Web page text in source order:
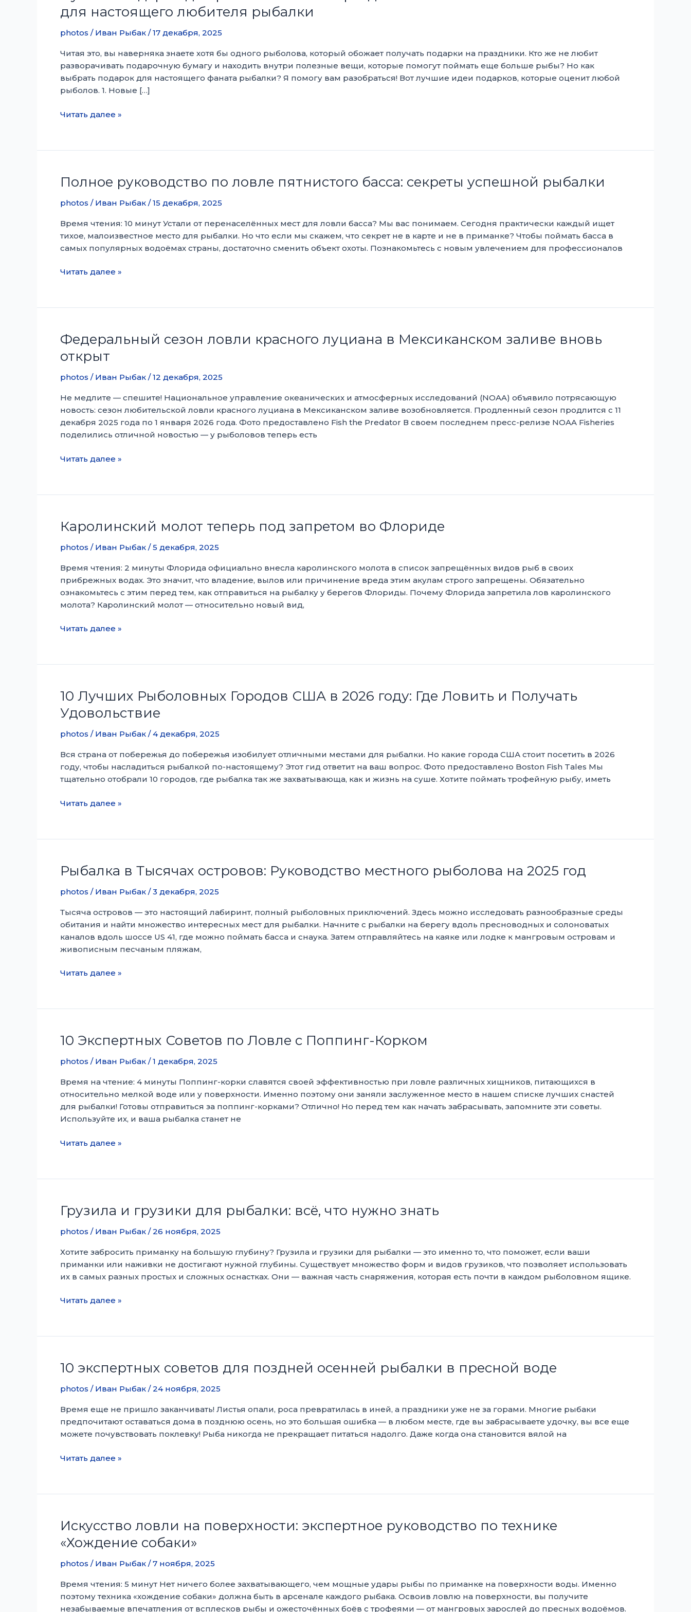
для настоящего любителя рыбалки
photos / Иван Рыбак /17 декабря, 2025
Читая это, вы наверняка знаете хотя бы одного рыболова, который обожает получать подарки на праздники. Кто же не любит
разворачивать подарочную бумагу и находить внутри полезные вещи, которые помогут поймать еще больше рыбы? Но как
выбрать подарок для настоящего фаната рыбалки? Я помогу вам разобраться! Вот лучшие идеи подарков, которые оценит любой
рыболов. 1. Новые […]
Лучшие
рыболова
этот
праздничный
сезон:
список
для
настоящего
рыбалки
Читать далее »
Полное руководство по ловле пятнистого басса: секреты успешной рыбалки
photos / Иван Рыбак /15 декабря, 2025
Время чтения: 10 минут Устали от перенаселённых мест для ловли басса? Мы вас понимаем. Сегодня практически каждый ищет
тихое, малоизвестное место для рыбалки. Но что если мы скажем, что секрет не в карте и не в приманке? Чтобы поймать басса в
самых популярных водоёмах страны, достаточно сменить объект охоты. Познакомьтесь с новым увлечением для профессионалов
Полное
ловле
басса:
секреты
успешной
Читать далее »
Федеральный сезон ловли красного луциана в Мексиканском заливе вновь
открыт
photos / Иван Рыбак /12 декабря, 2025
Не медлите — спешите! Национальное управление океанических и атмосферных исследований (NOAA) объявило потрясающую
новость: сезон любительской ловли красного луциана в Мексиканском заливе возобновляется. Продленный сезон продлится с 11
декабря 2025 года по 1 января 2026 года. Фото предоставлено Fish the Predator В своем последнем пресс-релизе NOAA Fisheries
поделились отличной новостью — у рыболовов теперь есть
Федеральный
красного
в
Мексиканском
заливе
открыт
Читать далее »
Каролинский молот теперь под запретом во Флориде
photos / Иван Рыбак /5 декабря, 2025
Время чтения: 2 минуты Флорида официально внесла каролинского молота в список запрещённых видов рыб в своих
прибрежных водах. Это значит, что владение, вылов или причинение вреда этим акулам строго запрещены. Обязательно
ознакомьтесь с этим перед тем, как отправиться на рыбалку у берегов Флориды. Почему Флорида запретила лов каролинского
молота? Каролинский молот — относительно новый вид,
Каролинский
под
во
Флориде
Читать далее »
10 Лучших Рыболовных Городов США в 2026 году: Где Ловить и Получать
Удовольствие
photos / Иван Рыбак /4 декабря, 2025
Вся страна от побережья до побережья изобилует отличными местами для рыбалки. Но какие города США стоит посетить в 2026
году, чтобы насладиться рыбалкой по-настоящему? Этот гид ответит на ваш вопрос. Фото предоставлено Boston Fish Tales Мы
тщательно отобрали 10 городов, где рыбалка так же захватывающа, как и жизнь на суше. Хотите поймать трофейную рыбу, иметь
10
Городов
в
2026
году:
Ловить
и
Получать
Удовольствие
Читать далее »
Рыбалка в Тысячах островов: Руководство местного рыболова на 2025 год
photos / Иван Рыбак /3 декабря, 2025
Тысяча островов — это настоящий лабиринт, полный рыболовных приключений. Здесь можно исследовать разнообразные среды
обитания и найти множество интересных мест для рыбалки. Начните с рыбалки на берегу вдоль пресноводных и солоноватых
каналов вдоль шоссе US 41, где можно поймать басса и снаука. Затем отправляйтесь на каяке или лодке к мангровым островам и
живописным песчаным пляжам,
Рыбалка
островов:
местного
рыболова
на
год
Читать далее »
10 Экспертных Советов по Ловле с Поппинг-Корком
photos / Иван Рыбак /1 декабря, 2025
Время на чтение: 4 минуты Поппинг-корки славятся своей эффективностью при ловле различных хищников, питающихся в
относительно мелкой воде или у поверхности. Именно поэтому они заняли заслуженное место в нашем списке лучших снастей
для рыбалки! Готовы отправиться за поппинг-корками? Отлично! Но перед тем как начать забрасывать, запомните эти советы.
Используйте их, и ваша рыбалка станет не
10
по
с
Поппинг-
Корком
Читать далее »
Грузила и грузики для рыбалки: всё, что нужно знать
photos / Иван Рыбак /26 ноября, 2025
Хотите забросить приманку на большую глубину? Грузила и грузики для рыбалки — это именно то, что поможет, если ваши
приманки или наживки не достигают нужной глубины. Существует множество форм и видов грузиков, что позволяет использовать
их в самых разных простых и сложных оснастках. Они — важная часть снаряжения, которая есть почти в каждом рыболовном ящике.
Грузила
для
всё,
что
нужно
Читать далее »
10 экспертных советов для поздней осенней рыбалки в пресной воде
photos / Иван Рыбак /24 ноября, 2025
Время еще не пришло заканчивать! Листья опали, роса превратилась в иней, а праздники уже не за горами. Многие рыбаки
предпочитают оставаться дома в позднюю осень, но это большая ошибка — в любом месте, где вы забрасываете удочку, вы все еще
можете почувствовать поклевку! Рыба никогда не прекращает питаться надолго. Даже когда она становится вялой на
10
для
осенней
рыбалки
в
воде
Читать далее »
Искусство ловли на поверхности: экспертное руководство по технике
«Хождение собаки»
photos / Иван Рыбак /7 ноября, 2025
Время чтения: 5 минут Нет ничего более захватывающего, чем мощные удары рыбы по приманке на поверхности воды. Именно
поэтому техника «хождение собаки» должна быть в арсенале каждого рыбака. Освоив ловлю на поверхности, вы получите
незабываемые впечатления от всплесков рыбы и ожесточённых боёв с трофеями — от мангровых зарослей до пресных водоёмов.